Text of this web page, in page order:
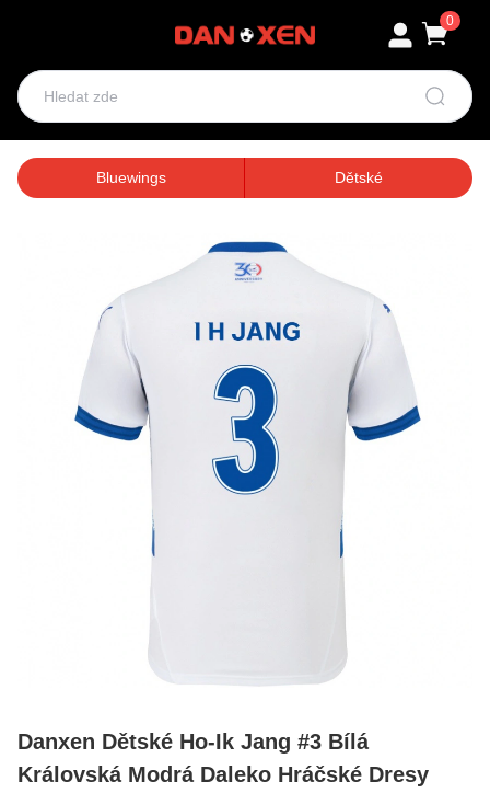
0
Bluewings Dětské
Danxen Dětské Ho-Ik Jang #3 Bílá
Královská Modrá Daleko Hráčské Dresy